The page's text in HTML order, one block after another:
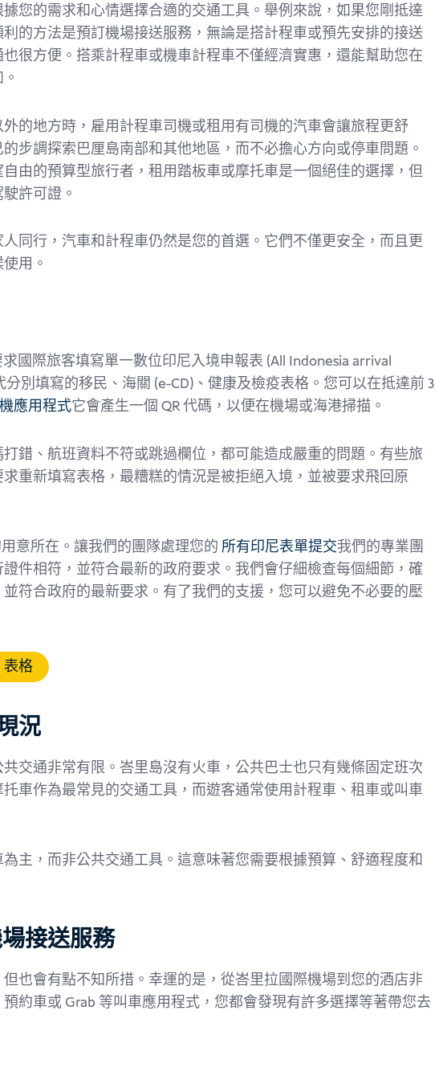
您的需求和心情選擇合適的交通工具。舉例來說，如果您剛抵達
的方法是預訂機場接送服務，無論是搭計程車或預先安排的接送
很方便。搭乘計程車或機車計程車不僅經濟實惠，還能幫助您在
的地方時，雇用計程車司機或租用有司機的汽車會讓旅程更舒
步調探索巴厘島南部和其他地區，而不必擔心方向或停車問題。
由的預算型旅行者，租用踏板車或摩托車是一個絕佳的選擇，但
許可證。
同行，汽車和計程車仍然是您的首選。它們不僅更安全，而且更
用。
求國際旅客填寫單一數位印尼入境申報表 (All Indonesia arrival
別填寫的移民、海關 (e-CD)、健康及檢疫表格。您可以在抵達前 3
應用程式它會產生一個 QR 代碼，以便在機場或海港掃描。
錯、航班資料不符或跳過欄位，都可能造成嚴重的問題。有些旅
重新填寫表格，最糟糕的情況是被拒絕入境，並被要求飛回原
意所在。讓我們的團隊處理您的 所有印尼表單提交我們的專業團
件相符，並符合最新的政府要求。我們會仔細檢查每個細節，確
符合政府的最新要求。有了我們的支援，您可以避免不必要的壓
表格
況
交通非常有限。峇里島沒有火車，公共巴士也只有幾條固定班次
車作為最常見的交通工具，而遊客通常使用計程車、租車或叫車
主，而非公共交通工具。這意味著您需要根據預算、舒適程度和
接送服務
也會有點不知所措。幸運的是，從峇里拉國際機場到您的酒店非
約車或 Grab 等叫車應用程式，您都會發現有許多選擇等著帶您去